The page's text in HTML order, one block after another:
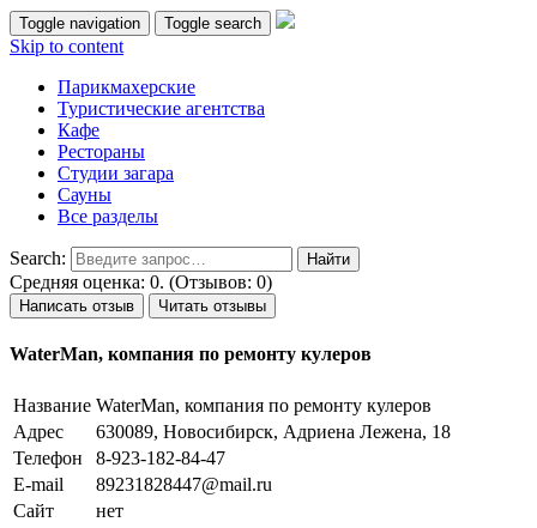
Toggle navigation Toggle search
Skip to content
Парикмахерские
Туристические агентства
Кафе
Рестораны
Студии загара
Сауны
Все разделы
Search:
Средняя оценка: 0. (Отзывов: 0)
Написать отзыв Читать отзывы
WaterMan, компания по ремонту кулеров
Название WaterMan, компания по ремонту кулеров
Адрес
630089, Новосибирск, Адриена Лежена, 18
Телефон
8-923-182-84-47
E-mail
89231828447@mail.ru
Сайт
нет